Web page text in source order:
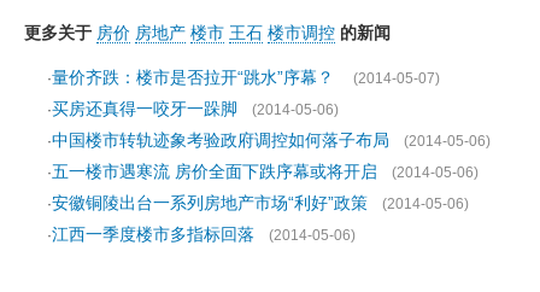
更多关于 房价 房地产 楼市 王石 楼市调控 的新闻
·量价齐跌：楼市是否拉开“跳水”序幕？
(2014-05-07)
·买房还真得一咬牙一跺脚
(2014-05-06)
·中国楼市转轨迹象考验政府调控如何落子布局
(2014-05-06)
·五一楼市遇寒流 房价全面下跌序幕或将开启
(2014-05-06)
·安徽铜陵出台一系列房地产市场“利好”政策
(2014-05-06)
·江西一季度楼市多指标回落 (2014-05-06)